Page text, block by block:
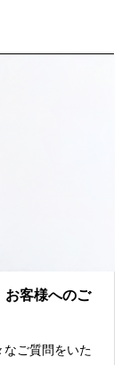
お客様へのご
ご質問をいた